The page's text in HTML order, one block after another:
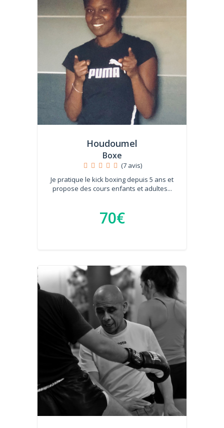
Houdoumel
Boxe
(7 avis)
Je pratique le kick boxing depuis 5 ans et
propose des cours enfants et adultes...
70€